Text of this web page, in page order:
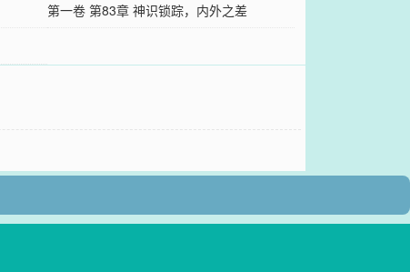
第一卷 第83章 神识锁踪，内外之差